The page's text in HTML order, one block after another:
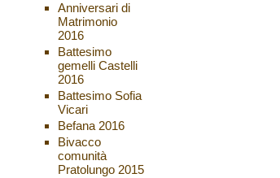
Anniversari di
Matrimonio
2016
Battesimo
gemelli Castelli
2016
Battesimo Sofia
Vicari
Befana 2016
Bivacco
comunità
Pratolungo 2015